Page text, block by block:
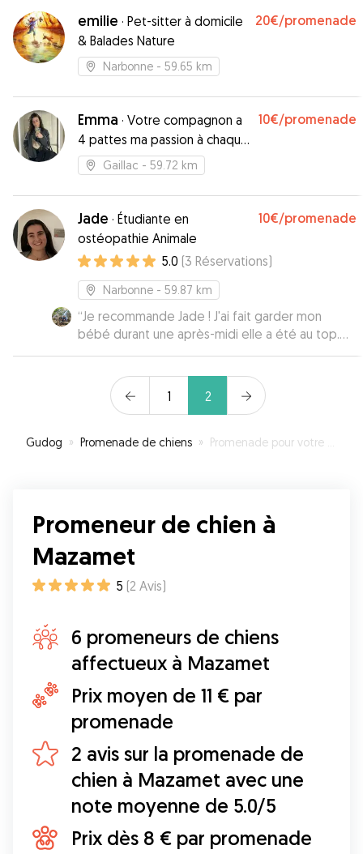
emilie · Pet-sitter à domicile
& Balades Nature
20€/promenade
Narbonne - 59.65 km
Emma · Votre compagnon a
4 pattes ma passion à chaque
pas!
10€/promenade
Gaillac - 59.72 km
Jade · Étudiante en
ostéopathie Animale
10€/promenade
5.0 (3 Réservations)
Narbonne - 59.87 km
“Je recommande Jade ! J'ai fait garder mon
bébé durant une après-midi elle a été au top.
Jade m'a même envoyé une photo dans l'après-
m'a rassuré c'était la première fois que je le
faisais garder.
1 2
Gudog » Promenade de chiens » Promenade pour votre chien à Mazamet
Promeneur de chien à
Mazamet
5 (2 Avis)
6 promeneurs de chiens
affectueux à Mazamet
Prix moyen de 11 € par
promenade
2 avis sur la promenade de
chien à Mazamet avec une
note moyenne de 5.0/5
Prix dès 8 € par promenade